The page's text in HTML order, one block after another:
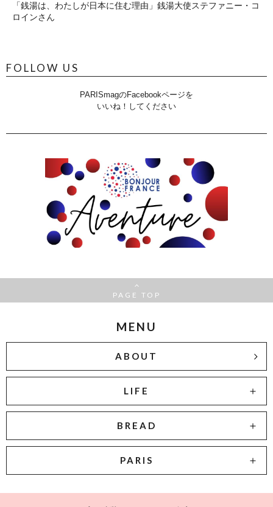
「銭湯は、わたしが日本に住む理由」銭湯大使ステファニー・コ
ロインさん
FOLLOW US
PARISmagのFacebookページを
いいね！してください
PAGE TOP
MENU
ABOUT
LIFE
BREAD
PARIS